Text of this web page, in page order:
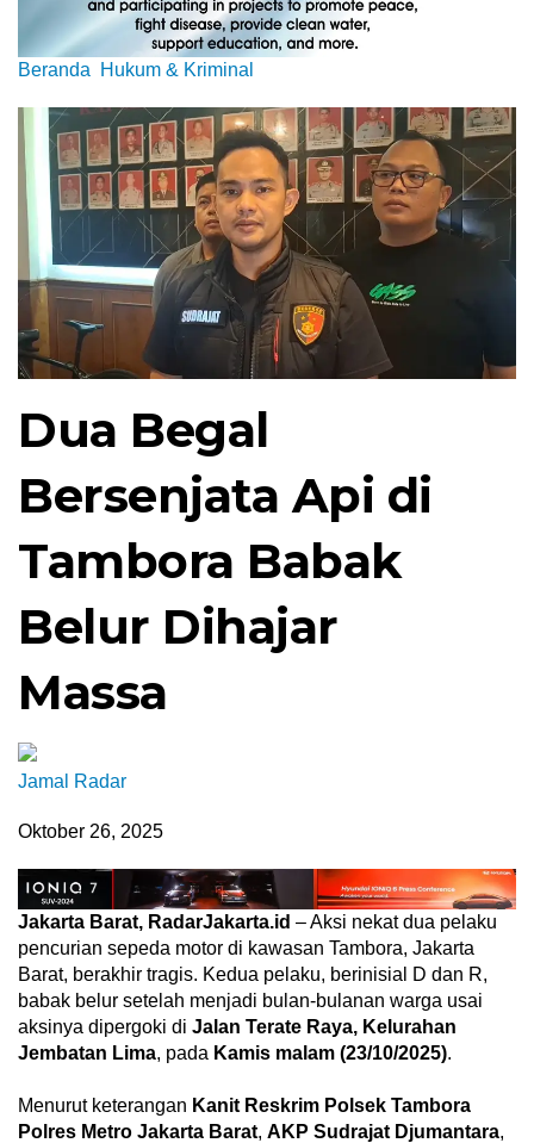
Beranda Hukum & Kriminal
Dua Begal
Bersenjata Api di
Tambora Babak
Belur Dihajar
Massa
Jamal Radar
Oktober 26, 2025
Jakarta Barat, RadarJakarta.id – Aksi nekat dua pelaku
pencurian sepeda motor di kawasan Tambora, Jakarta
Barat, berakhir tragis. Kedua pelaku, berinisial D dan R,
babak belur setelah menjadi bulan-bulanan warga usai
aksinya dipergoki di Jalan Terate Raya, Kelurahan
Jembatan Lima, pada Kamis malam (23/10/2025).
Menurut keterangan Kanit Reskrim Polsek Tambora
Polres Metro Jakarta Barat, AKP Sudrajat Djumantara,